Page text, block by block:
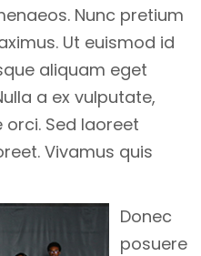
Nunc pretium
Ut euismod id
aliquam eget
a ex vulputate,
Sed laoreet
Vivamus quis
Donec
posuere